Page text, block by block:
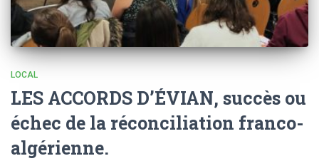
LOCAL
LES ACCORDS D’ÉVIAN, succès ou
échec de la réconciliation franco-
algérienne.